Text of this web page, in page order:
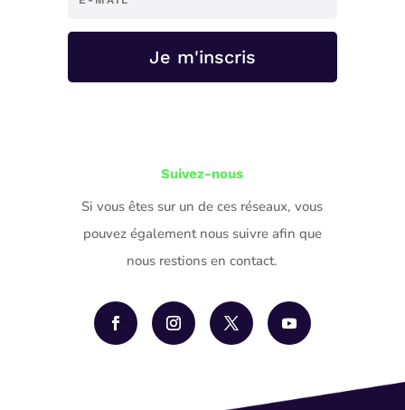
Je m'inscris
Suivez-nous
Si vous êtes sur un de ces réseaux, vous
pouvez également nous suivre afin que
nous restions en contact.